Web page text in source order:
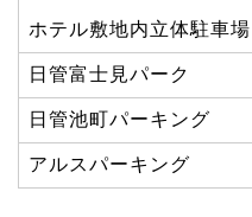
ホテル敷地内立体駐車場
日管富士見パーク
日管池町パーキング
アルスパーキング